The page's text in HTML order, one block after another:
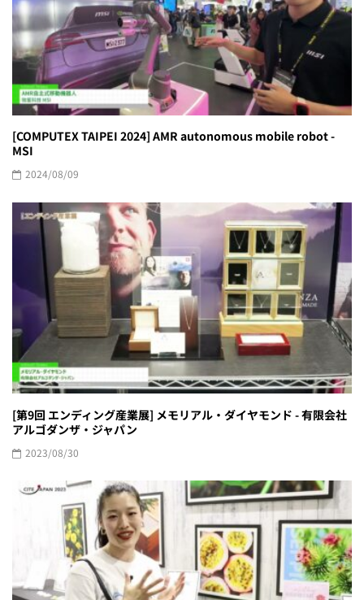
[COMPUTEX TAIPEI 2024] AMR autonomous mobile robot -
MSI
2024/08/09
[第9回 エンディング産業展] メモリアル・ダイヤモンド - 有限会社
アルゴダンザ・ジャパン
2023/08/30